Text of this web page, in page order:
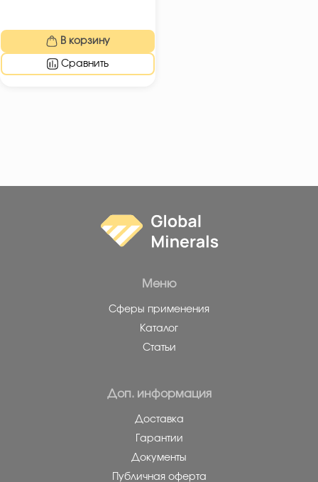
В корзину
Сравнить
Меню
Сферы применения
Каталог
Статьи
Доп. информация
Доставка
Гарантии
Документы
Публичная оферта